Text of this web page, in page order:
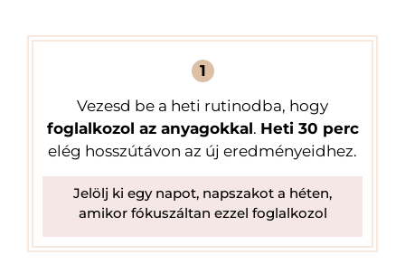
1
Vezesd be a heti rutinodba, hogy
foglalkozol az anyagokkal. Heti 30 perc
elég hosszútávon az új eredményeidhez.
Jelölj ki egy napot, napszakot a héten,
amikor fókuszáltan ezzel foglalkozol